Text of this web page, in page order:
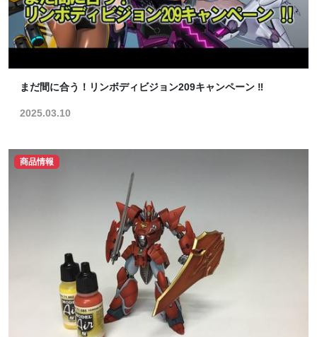
まだ間に合う！リンボディビジョン209キャンペーン ‼
2025.03.10
商品情報